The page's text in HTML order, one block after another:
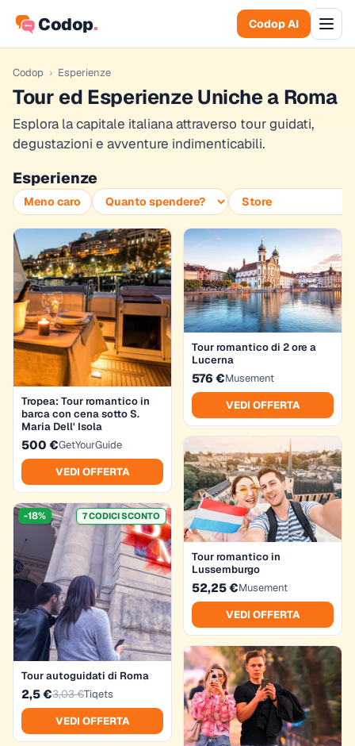
Codop. Codop AI
Codop › Esperienze
Tour ed Esperienze Uniche a Roma
Esplora la capitale italiana attraverso tour guidati,
degustazioni e avventure indimenticabili.
Esperienze
Meno caro
Tropea: Tour romantico in
barca con cena sotto S.
Maria Dell' Isola
500 €GetYourGuide
VEDI OFFERTA
-18%
Tour autoguidati di Roma
2,5 €3,03 €Tiqets
VEDI OFFERTA
7 CODICI SCONTO
Tour romantico di 2 ore a
Lucerna
576 €Musement
VEDI OFFERTA
Tour romantico in
Lussemburgo
52,25 €Musement
VEDI OFFERTA